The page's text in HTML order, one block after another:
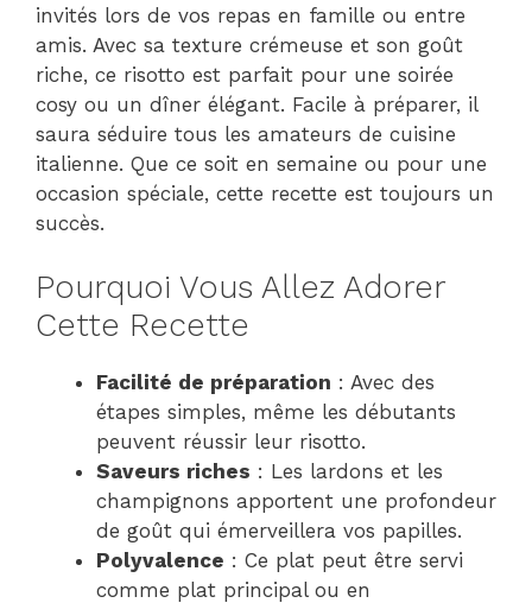
invités lors de vos repas en famille ou entre
amis. Avec sa texture crémeuse et son goût
riche, ce risotto est parfait pour une soirée
cosy ou un dîner élégant. Facile à préparer, il
saura séduire tous les amateurs de cuisine
italienne. Que ce soit en semaine ou pour une
occasion spéciale, cette recette est toujours un
succès.
Pourquoi Vous Allez Adorer
Cette Recette
Facilité de préparation : Avec des
étapes simples, même les débutants
peuvent réussir leur risotto.
Saveurs riches : Les lardons et les
champignons apportent une profondeur
de goût qui émerveillera vos papilles.
Polyvalence : Ce plat peut être servi
comme plat principal ou en